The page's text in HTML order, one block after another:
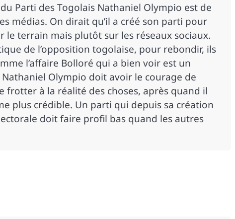
Parti des Togolais Nathaniel Olympio est de
médias. On dirait qu’il a créé son parti pour
le terrain mais plutôt sur les réseaux sociaux.
de l’opposition togolaise, pour rebondir, ils
l’affaire Bolloré qui a bien voir est un
Olympio doit avoir le courage de
frotter à la réalité des choses, après quand il
plus crédible. Un parti qui depuis sa création
doit faire profil bas quand les autres